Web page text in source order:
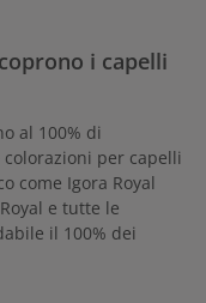
i capelli
al 100% di
per capelli
come Igora Royal
e tutte le
il 100% dei